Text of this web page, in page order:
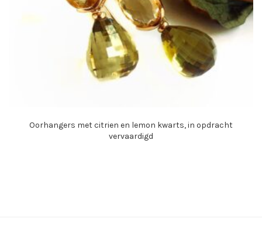
Oorhangers met citrien en lemon kwarts, in opdracht
vervaardigd